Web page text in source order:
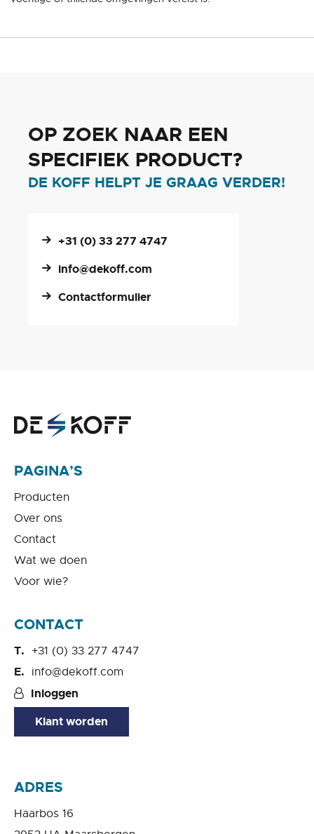
OP ZOEK NAAR EEN
SPECIFIEK PRODUCT?
DE KOFF HELPT JE GRAAG VERDER!
+31 (0) 33 277 4747
info@dekoff.com
Contactformulier
PAGINA’S
Producten
Over ons
Contact
Wat we doen
Voor wie?
CONTACT
+31 (0) 33 277 4747
info@dekoff.com
Inloggen
Klant worden
ADRES
Haarbos 16